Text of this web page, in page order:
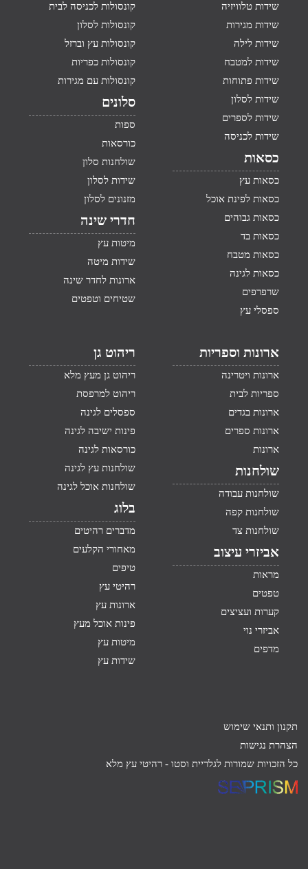
שידות טלוויזיה
שידות מגירות
שידות לילה
שידות למטבח
שידות פתוחות
שידות לסלון
שידות לספרים
שידות לכניסה
כסאות
כסאות עץ
כסאות לפינת אוכל
כסאות גבוהים
כסאות בד
כסאות מטבח
כסאות לגינה
שרפרפים
ספסלי עץ
קונסולות לכניסה לבית
קונסולות לסלון
קונסולות עץ וברזל
קונסולות כפריות
קונסולות עם מגירות
סלונים
ספות
כורסאות
שולחנות סלון
שידות לסלון
מזנונים לסלון
חדרי שינה
מיטות עץ
שידות מיטה
ארונות לחדר שינה
שטיחים וטפטים
ארונות וספריות
ארונות ויטרינה
ספריות לבית
ארונות בגדים
ארונות ספרים
ארונות
שולחנות
שולחנות עבודה
שולחנות קפה
שולחנות צד
אביזרי עיצוב
מראות
טפטים
קערות ועציצים
אביזרי נוי
מדפים
ריהוט גן
ריהוט גן מעץ מלא
ריהוט למרפסת
ספסלים לגינה
פינות ישיבה לגינה
כורסאות לגינה
שולחנות עץ לגינה
שולחנות אוכל לגינה
בלוג
מדברים רהיטים
מאחורי הקלעים
טיפים
רהיטי עץ
ארונות עץ
פינות אוכל מעץ
מיטות עץ
שידות עץ
תקנון ותנאי שימוש
הצהרת נגישות
כל הזכויות שמורות לגלריית וסטו - רהיטי עץ מלא